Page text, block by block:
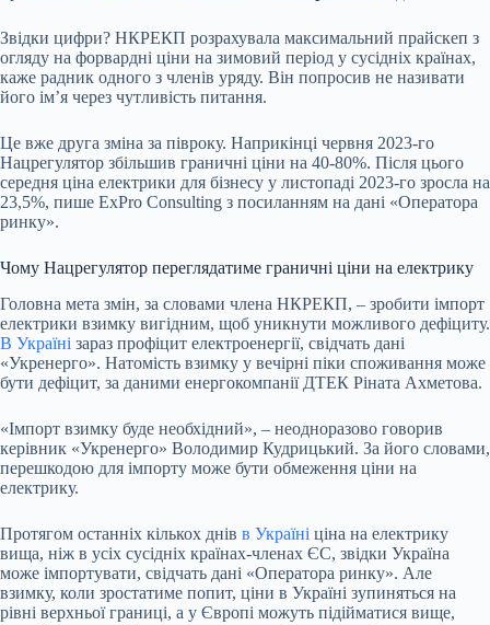
Звідки цифри? НКРЕКП розрахувала максимальний прайскеп з
огляду на форвардні ціни на зимовий період у сусідніх країнах,
каже радник одного з членів уряду. Він попросив не називати
його ім’я через чутливість питання.
Це вже друга зміна за півроку. Наприкінці червня 2023-го
Нацрегулятор збільшив граничні ціни на 40-80%. Після цього
середня ціна електрики для бізнесу у листопаді 2023-го зросла на
23,5%, пише ExPro Consulting з посиланням на дані «Оператора
ринку».
Чому Нацрегулятор переглядатиме граничні ціни на електрику
Головна мета змін, за словами члена НКРЕКП, – зробити імпорт
електрики взимку вигідним, щоб уникнути можливого дефіциту.
В Україні зараз профіцит електроенергії, свідчать дані
«Укренерго». Натомість взимку у вечірні піки споживання може
бути дефіцит, за даними енергокомпанії ДТЕК Ріната Ахметова.
«Імпорт взимку буде необхідний», – неодноразово говорив
керівник «Укренерго» Володимир Кудрицький. За його словами,
перешкодою для імпорту може бути обмеження ціни на
електрику.
Протягом останніх кількох днів в Україні ціна на електрику
вища, ніж в усіх сусідніх країнах-членах ЄС, звідки Україна
може імпортувати, свідчать дані «Оператора ринку». Але
взимку, коли зростатиме попит, ціни в Україні зупиняться на
рівні верхньої границі, а у Європі можуть підійматися вище,